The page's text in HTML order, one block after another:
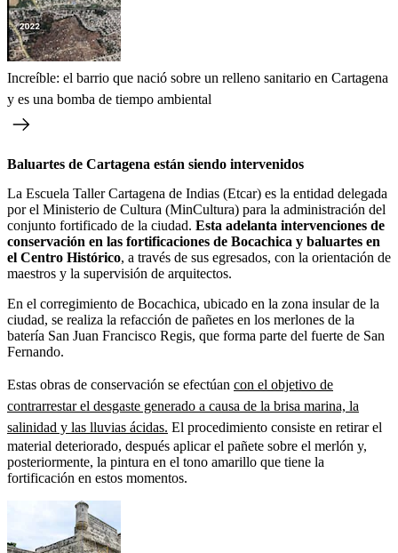
Increíble: el barrio que nació sobre un relleno sanitario en Cartagena
y es una bomba de tiempo ambiental
Baluartes de Cartagena están siendo intervenidos
La Escuela Taller Cartagena de Indias (Etcar) es la entidad delegada
por el Ministerio de Cultura (MinCultura) para la administración del
conjunto fortificado de la ciudad. Esta adelanta intervenciones de
conservación en las fortificaciones de Bocachica y baluartes en
el Centro Histórico, a través de sus egresados, con la orientación de
maestros y la supervisión de arquitectos.
En el corregimiento de Bocachica, ubicado en la zona insular de la
ciudad, se realiza la refacción de pañetes en los merlones de la
batería San Juan Francisco Regis, que forma parte del fuerte de San
Fernando.
Estas obras de conservación se efectúan con el objetivo de
contrarrestar el desgaste generado a causa de la brisa marina, la
salinidad y las lluvias ácidas. El procedimiento consiste en retirar el
material deteriorado, después aplicar el pañete sobre el merlón y,
posteriormente, la pintura en el tono amarillo que tiene la
fortificación en estos momentos.